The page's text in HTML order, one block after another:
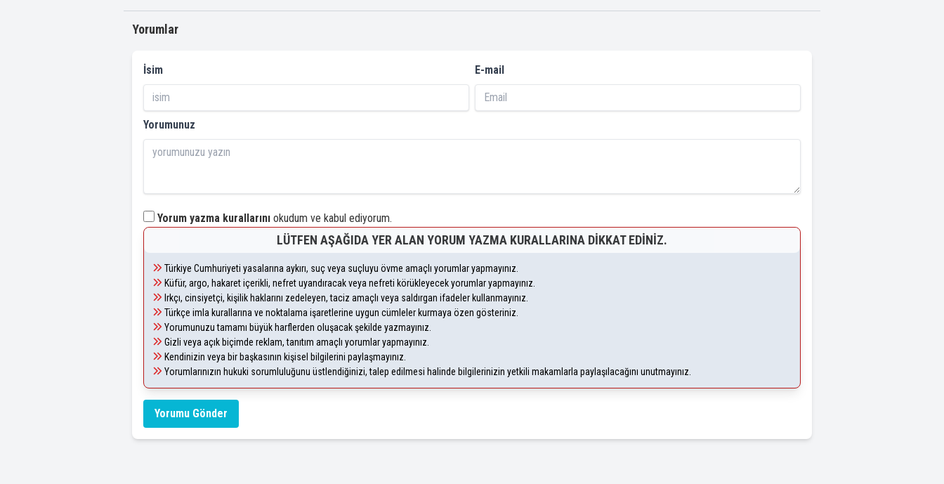
Yorumlar
İsim E-mail
Yorumunuz
Yorum yazma kurallarını okudum ve kabul ediyorum.
LÜTFEN AŞAĞIDA YER ALAN YORUM YAZMA KURALLARINA DIKKAT EDINIZ.
Türkiye Cumhuriyeti yasalarına aykırı, suç veya suçluyu övme amaçlı yorumlar yapmayınız.
Küfür, argo, hakaret içerikli, nefret uyandıracak veya nefreti körükleyecek yorumlar yapmayınız.
Irkçı, cinsiyetçi, kişilik haklarını zedeleyen, taciz amaçlı veya saldırgan ifadeler kullanmayınız.
Türkçe imla kurallarına ve noktalama işaretlerine uygun cümleler kurmaya özen gösteriniz.
Yorumunuzu tamamı büyük harflerden oluşacak şekilde yazmayınız.
Gizli veya açık biçimde reklam, tanıtım amaçlı yorumlar yapmayınız.
Kendinizin veya bir başkasının kişisel bilgilerini paylaşmayınız.
Yorumlarınızın hukuki sorumluluğunu üstlendiğinizi, talep edilmesi halinde bilgilerinizin yetkili makamlarla paylaşılacağını unutmayınız.
Yorumu Gönder